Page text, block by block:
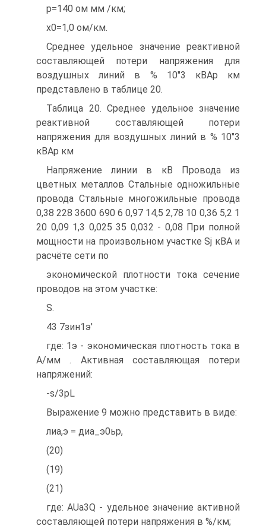
р=140 ом мм /км;
х0=1,0 ом/км.
Среднее удельное значение реактивной
составляющей потери напряжения для
воздушных линий в % 10"3 кВАр км
представлено в таблице 20.
Таблица 20. Среднее удельное значение
реактивной составляющей потери
напряжения для воздушных линий в % 10"3
кВАр км
Напряжение линии в кВ Провода из
цветных металлов Стальные одножильные
провода Стальные многожильные провода
0,38 228 3600 690 6 0,97 14,5 2,78 10 0,36 5,2 1
20 0,09 1,3 0,025 35 0,032 - 0,08 При полной
мощности на произвольном участке Sj кВА и
расчёте сети по
экономической плотности тока сечение
проводов на этом участке:
S.
43 7зин1э'
где: 1э - экономическая плотность тока в
А/мм . Активная составляющая потери
напряжений:
-s/3pL
Выражение 9 можно представить в виде:
лиа,э = диа_э0ьр,
(20)
(19)
(21)
где: AUa3Q - удельное значение активной
составляющей потери напряжения в %/км;